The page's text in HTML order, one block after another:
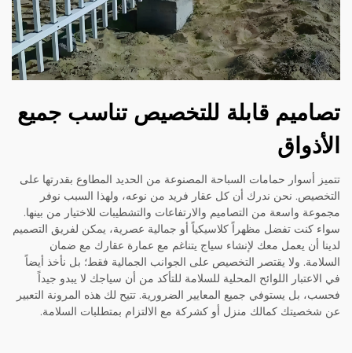
تصاميم قابلة للتخصيص تناسب جميع
الأذواق
تتميز أسوار حمامات السباحة المصنوعة من الحديد المطاوع بقدرتها على
التخصيص. نحن ندرك أن كل عقار فريد من نوعه، ولهذا السبب نوفر
مجموعة واسعة من التصاميم والارتفاعات والتشطيبات للاختيار من بينها.
سواء كنت تفضل مظهراً كلاسيكياً أو جمالية عصرية، يمكن لفريق التصميم
لدينا أن يعمل معك لإنشاء سياج يتناغم مع عمارة عقارك مع ضمان
السلامة. ولا يقتصر التخصيص على الجوانب الجمالية فقط؛ بل نأخذ أيضاً
في الاعتبار اللوائح المحلية للسلامة للتأكد من أن سياجك لا يبدو جيداً
فحسب، بل يستوفي جميع المعايير الضرورية. تتيح لك هذه المرونة التعبير
عن شخصيتك كمالك منزل أو كشركة مع الالتزام بمتطلبات السلامة.